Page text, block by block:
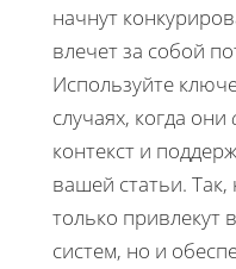
начнут
влечет за собой
Используйте
случаях, когда они
контекст и
вашей статьи.
только привлекут
систем, но и